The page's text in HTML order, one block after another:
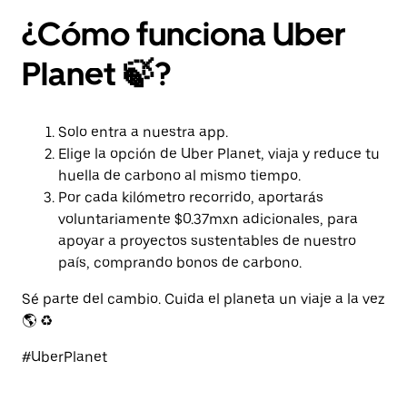
¿Cómo funciona Uber
Planet 🍃?
Solo entra a nuestra app.
Elige la opción de Uber Planet, viaja y reduce tu
huella de carbono al mismo tiempo.
Por cada kilómetro recorrido, aportarás
voluntariamente $0.37mxn adicionales, para
apoyar a proyectos sustentables de nuestro
país, comprando bonos de carbono.
Sé parte del cambio. Cuida el planeta un viaje a la vez
🌎 ♻️
#UberPlanet